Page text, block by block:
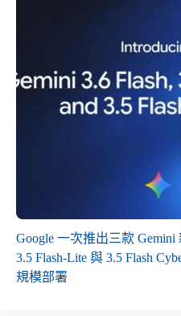
Google 一次推出三款 Gemini
3.5 Flash-Lite 與 3.5 Flash
規模部署